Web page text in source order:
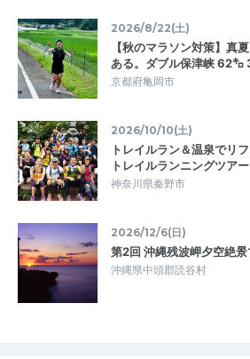
2026/8/22(土)
【秋のマラソン対策】真
ある。ダブル保津峡 62㌔
京都府亀岡市
2026/10/10(土)
トレイルラン＆温泉でリ
トレイルランニングツアー
神奈川県秦野市
2026/12/6(日)
第2回 沖縄残波岬夕空絶
沖縄県中頭郡読谷村